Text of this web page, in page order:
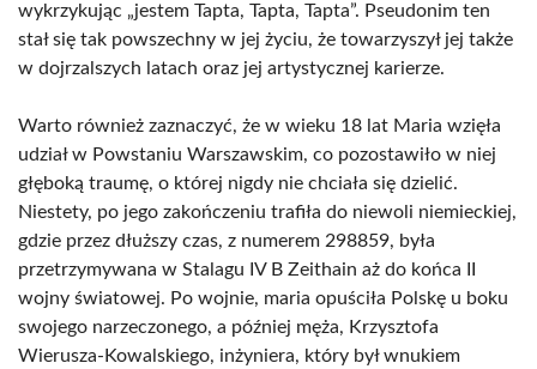
wykrzykując „jestem Tapta, Tapta, Tapta”. Pseudonim ten
stał się tak powszechny w jej życiu, że towarzyszył jej także
w dojrzalszych latach oraz jej artystycznej karierze.
Warto również zaznaczyć, że w wieku 18 lat Maria wzięła
udział w Powstaniu Warszawskim, co pozostawiło w niej
głęboką traumę, o której nigdy nie chciała się dzielić.
Niestety, po jego zakończeniu trafiła do niewoli niemieckiej,
gdzie przez dłuższy czas, z numerem 298859, była
przetrzymywana w Stalagu IV B Zeithain aż do końca II
wojny światowej. Po wojnie, maria opuściła Polskę u boku
swojego narzeczonego, a później męża, Krzysztofa
Wierusza-Kowalskiego, inżyniera, który był wnukiem